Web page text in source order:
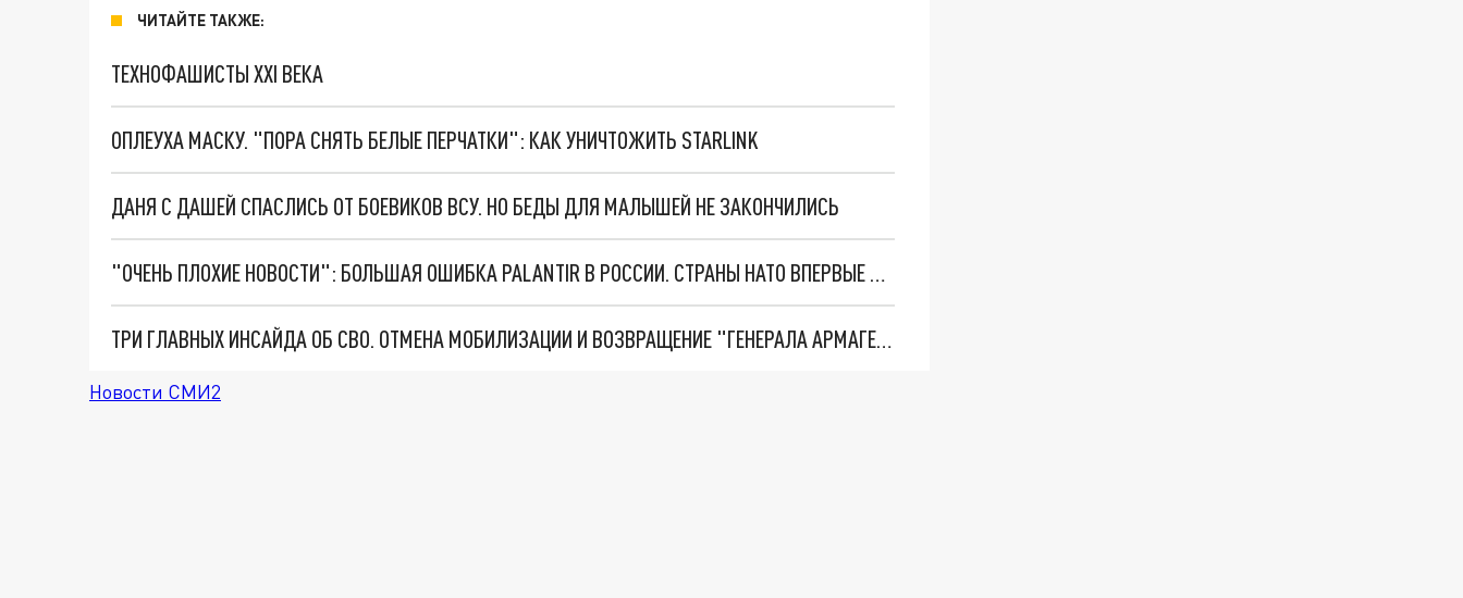
ЧИТАЙТЕ ТАКЖЕ:
ТЕХНОФАШИСТЫ XXI ВЕКА
ОПЛЕУХА МАСКУ. "ПОРА СНЯТЬ БЕЛЫЕ ПЕРЧАТКИ": КАК УНИЧТОЖИТЬ STARLINK
ДАНЯ С ДАШЕЙ СПАСЛИСЬ ОТ БОЕВИКОВ ВСУ. НО БЕДЫ ДЛЯ МАЛЫШЕЙ НЕ ЗАКОНЧИЛИСЬ
"ОЧЕНЬ ПЛОХИЕ НОВОСТИ": БОЛЬШАЯ ОШИБКА PALANTIR В РОССИИ. СТРАНЫ НАТО ВПЕРВЫЕ ЗА СВО ОСТАНОВИЛИ ПОСТАВКИ ОРУЖИЯ. ВСУ ТЕРЯЮТ ПРИГРАНИЧЬЕ?
ТРИ ГЛАВНЫХ ИНСАЙДА ОБ СВО. ОТМЕНА МОБИЛИЗАЦИИ И ВОЗВРАЩЕНИЕ "ГЕНЕРАЛА АРМАГЕДДОНА"? ОТЛИЧНЫЕ НОВОСТИ, КОТОРЫЕ ЖДАЛИ ВСЕ
Новости СМИ2